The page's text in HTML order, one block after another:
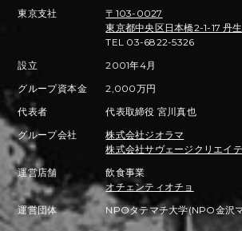
東京支社
〒103-0027
東京都中央区日本橋2-1-17 丹
TEL 03-6822-5326
設立
2001年4月
グループ資本金
2,000万円
代表者
代表取締役 宮川真也
グループ会社
株式会社ジオラマ
株式会社サヴェージクリエイ
運営店舗
飲食事業
オチェンティオチョ
運営団体
NPOタテマチ大学(NPO金沢